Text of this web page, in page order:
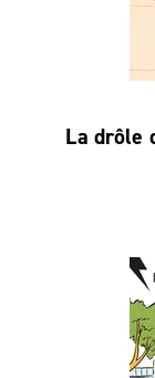
La drôle